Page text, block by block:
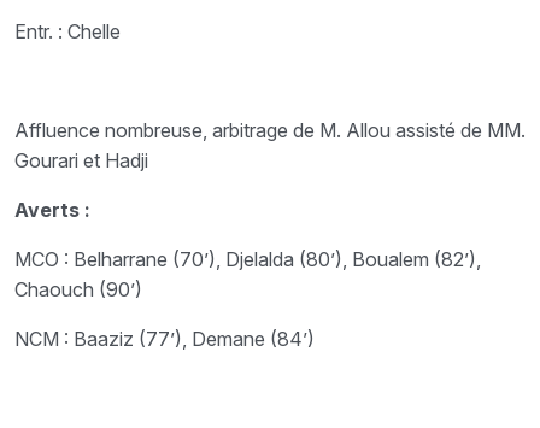
Entr. : Chelle
Affluence nombreuse, arbitrage de M. Allou assisté de MM.
Gourari et Hadji
Averts :
MCO : Belharrane (70’), Djelalda (80’), Boualem (82’),
Chaouch (90’)
NCM : Baaziz (77’), Demane (84’)